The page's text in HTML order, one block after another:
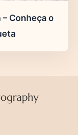
Conheça o